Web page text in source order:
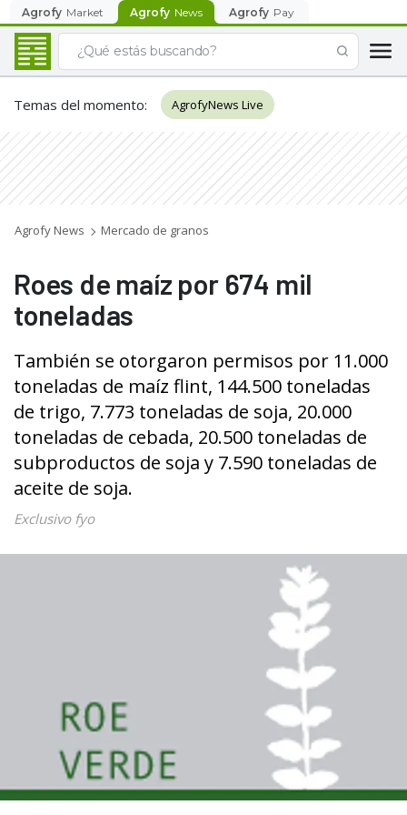
Agrofy Market Agrofy News Agrofy Pay
Temas del momento: AgrofyNews Live
Agrofy News Mercado de granos
Roes de maíz por 674 mil
toneladas
También se otorgaron permisos por 1​1​.​000
toneladas de maíz flint, 144.500 toneladas​
de trigo, 7.773 toneladas de soja, 20.000
toneladas de cebada, 20.500 toneladas de
subproductos de soja y 7.590 ​​​​toneladas​ de
aceite de soja.
Exclusivo fyo